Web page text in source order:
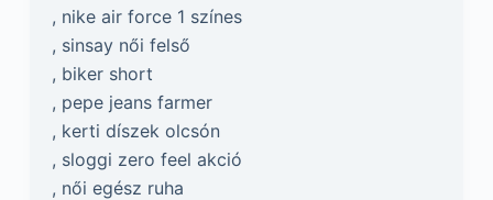
, nike air force 1 színes
, sinsay női felső
, biker short
, pepe jeans farmer
, kerti díszek olcsón
, sloggi zero feel akció
, női egész ruha